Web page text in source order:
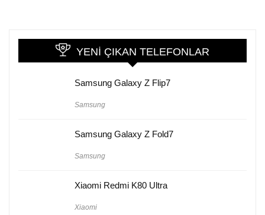
YENI ÇIKAN TELEFONLAR
Samsung Galaxy Z Flip7
Samsung
Samsung Galaxy Z Fold7
Samsung
Xiaomi Redmi K80 Ultra
Xiaomi